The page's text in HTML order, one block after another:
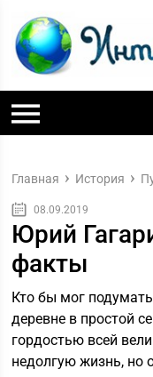
Главная История
08.09.2019
Юрий
факты
Кто бы мог
деревне в простой
гордостью всей
недолгую жизнь, но